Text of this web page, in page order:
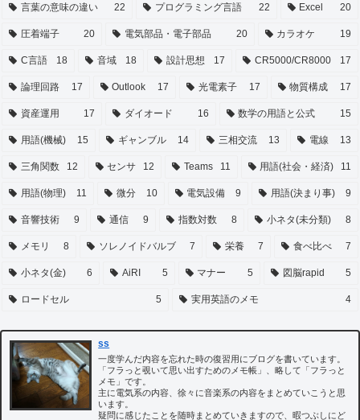
言葉の意味の違い 22 プログラミング言語 22 Excel 20
圧着端子 20 電気部品・電子部品 20 カラオケ 19
C言語 18 音域 18 設計思想 17 CR5000/CR8000 17
論理回路 17 Outlook 17 光電素子 17 物質構成 17
資産運用 17 ダイオード 16 数学の用語と公式 15
用語(機械) 15 ギャンブル 14 三相交流 13 電線 13
三角関数 12 センサ 12 Teams 11 用語(社会・経済) 11
用語(物理) 11 微分 10 電気設備 9 用語(決まり事) 9
音響技術 9 通信 9 指数対数 8 小ネタ(未分類) 8
メモリ 8 ソレノイドバルブ 7 栄養 7 食べ比べ 7
小ネタ(金) 6 AiRI 5 マナー 5 図脳rapid 5
ロードセル 5 実用英語のメモ 4
ss
一度学んだ内容を忘れた時の復習用にブログを書いています。
「フラっと覗いて思い出すためのメモ帳」、略して「フラっと
メモ」です。
主に電気系の内容、徐々に音楽系の内容をまとめていこうと思
います。
疑問に感じたことを随時まとめていきますので、暇つぶしにど